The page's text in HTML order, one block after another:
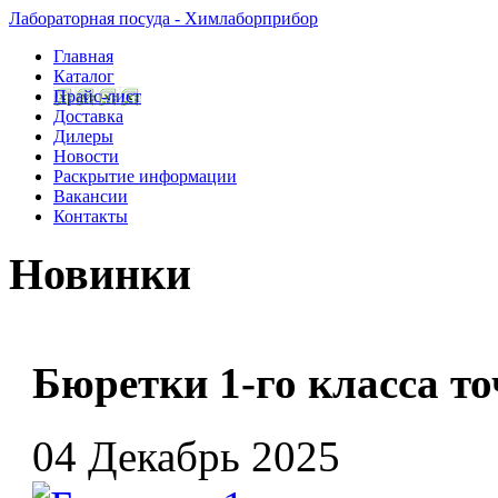
Лабораторная посуда - Химлаборприбор
Главная
Каталог
Прайс-лист
Доставка
Дилеры
Новости
Раскрытие информации
Вакансии
Контакты
Новинки
Бюретки 1-го класса
04 Декабрь 2025